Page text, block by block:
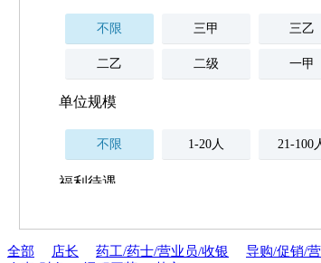
不限 三甲 三乙
二乙 二级 一甲
单位规模
不限 1-20人 21-100
福利待遇
薪资与社保
全部 店长 药工/药士/营业员/收银 导购/促销/